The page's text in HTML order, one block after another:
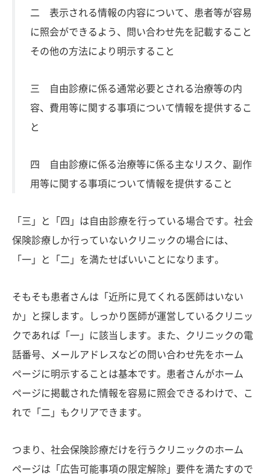
二 表示される情報の内容について、患者等が容易
に照会ができるよう、問い合わせ先を記載すること
その他の方法により明示すること
三 自由診療に係る通常必要とされる治療等の内
容、費用等に関する事項について情報を提供するこ
と
四 自由診療に係る治療等に係る主なリスク、副作
用等に関する事項について情報を提供すること
「三」と「四」は自由診療を行っている場合です。社会
保険診療しか行っていないクリニックの場合には、
「一」と「二」を満たせばいいことになります。
そもそも患者さんは「近所に見てくれる医師はいない
か」と探します。しっかり医師が運営しているクリニッ
クであれば「一」に該当します。また、クリニックの電
話番号、メールアドレスなどの問い合わせ先をホーム
ページに明示することは基本です。患者さんがホーム
ページに掲載された情報を容易に照会できるわけで、こ
れで「二」もクリアできます。
つまり、社会保険診療だけを行うクリニックのホーム
ページは「広告可能事項の限定解除」要件を満たすので